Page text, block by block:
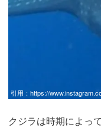
引用： https://
クジラは時期によっ